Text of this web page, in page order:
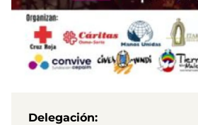
Delegación